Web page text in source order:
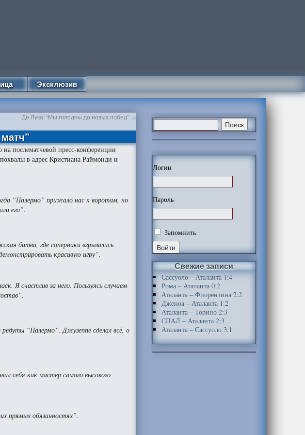
Эксклюзив
Де Лука: “Мы голодны до новых побед” →
на послематчевой пресс-конференции
в адрес Кристиана Раймонди и
“Палермо” прижало нас к воротам, но
его”.
битва, где соперники вгрызались
красивую игру”.
Я счастлив за него. Пользуясь случаем
“Палермо”. Джузеппе сделал всё, о
себя как мастер самого высокого
прямых обязанностях”.
Логин
Пароль
Запомнить
Свежие записи
Сассуоло – Аталанта 1:4
Рома – Аталанта 0:2
Аталанта – Фиорентина 2:2
Дженоа – Аталанта 1:2
Аталанта – Торино 2:3
СПАЛ – Аталанта 2:3
Аталанта – Сассуоло 3:1